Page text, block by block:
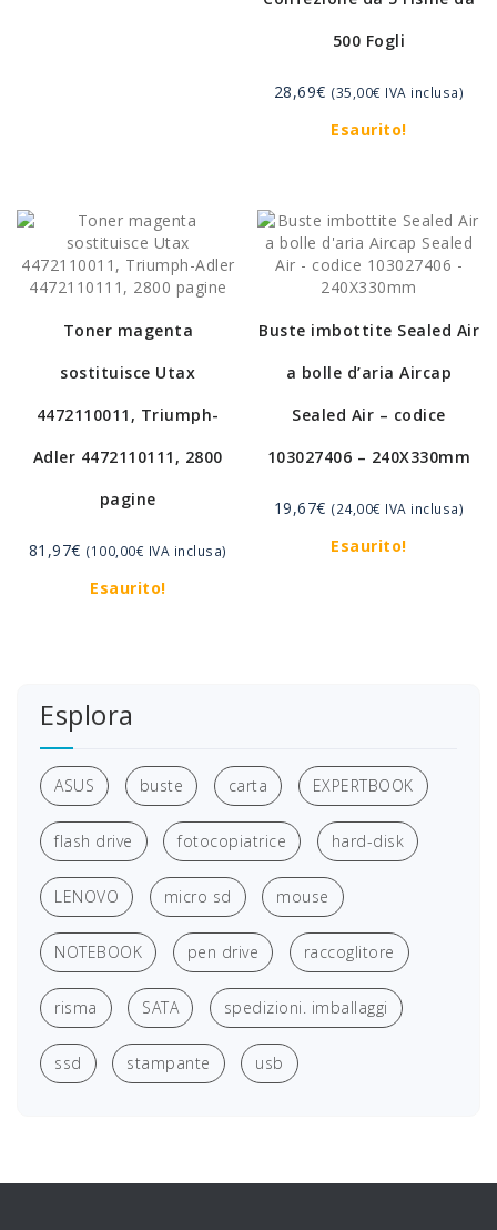
500 Fogli
28,69€ (35,00€ IVA inclusa)
Esaurito!
Toner magenta
sostituisce Utax
4472110011, Triumph-
Adler 4472110111, 2800
pagine
81,97€ (100,00€ IVA inclusa)
Esaurito!
Buste imbottite Sealed Air
a bolle d’aria Aircap
Sealed Air – codice
103027406 – 240X330mm
19,67€ (24,00€ IVA inclusa)
Esaurito!
Esplora
ASUS buste carta EXPERTBOOK
flash drive fotocopiatrice hard-disk
LENOVO micro sd mouse
NOTEBOOK pen drive raccoglitore
risma SATA spedizioni. imballaggi
ssd stampante usb